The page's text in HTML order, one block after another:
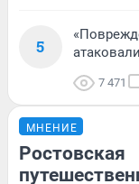
5
7 471
МНЕНИЕ
Ростовская